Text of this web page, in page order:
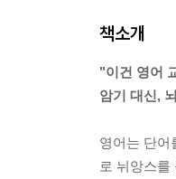
책소개
"이건 영어
암기 대신,
영어는 단어
로 뉘앙스